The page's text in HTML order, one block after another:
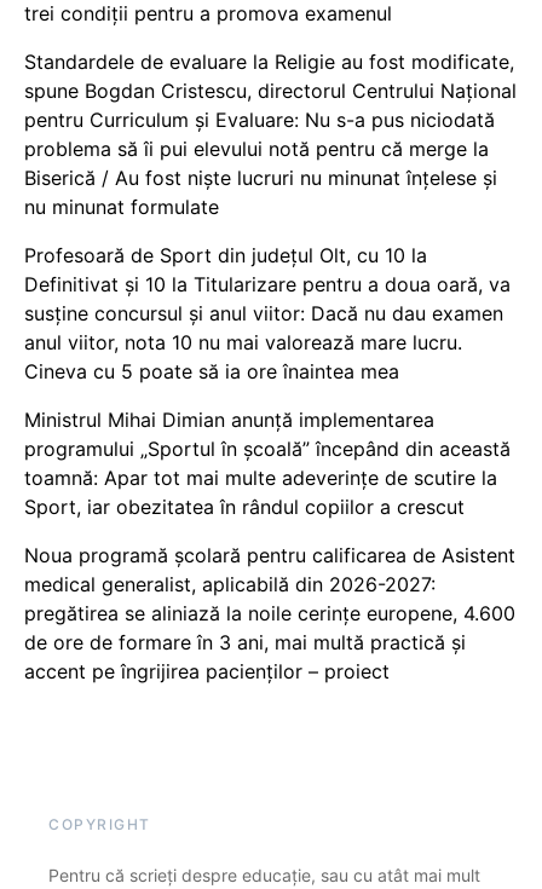
trei condiții pentru a promova examenul
Standardele de evaluare la Religie au fost modificate,
spune Bogdan Cristescu, directorul Centrului Național
pentru Curriculum și Evaluare: Nu s-a pus niciodată
problema să îi pui elevului notă pentru că merge la
Biserică / Au fost niște lucruri nu minunat înțelese și
nu minunat formulate
Profesoară de Sport din județul Olt, cu 10 la
Definitivat și 10 la Titularizare pentru a doua oară, va
susține concursul și anul viitor: Dacă nu dau examen
anul viitor, nota 10 nu mai valorează mare lucru.
Cineva cu 5 poate să ia ore înaintea mea
Ministrul Mihai Dimian anunță implementarea
programului „Sportul în școală” începând din această
toamnă: Apar tot mai multe adeverințe de scutire la
Sport, iar obezitatea în rândul copiilor a crescut
Noua programă școlară pentru calificarea de Asistent
medical generalist, aplicabilă din 2026-2027:
pregătirea se aliniază la noile cerințe europene, 4.600
de ore de formare în 3 ani, mai multă practică și
accent pe îngrijirea pacienților – proiect
COPYRIGHT
Pentru că scrieți despre educație, sau cu atât mai mult